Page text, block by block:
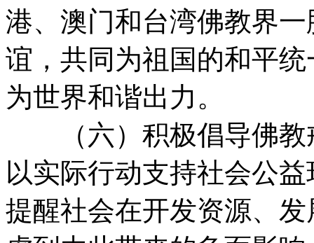
港、澳门和台湾佛教界
谊，共同为祖国的和平
为世界和谐出力。
（六）积极倡导佛教
以实际行动支持社会公
提醒社会在开发资源、